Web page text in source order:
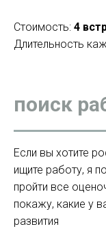
Стоимость: 4
Длительность
поиск
Если вы хотите
ищите работу, я
пройти все
покажу, какие у
развития